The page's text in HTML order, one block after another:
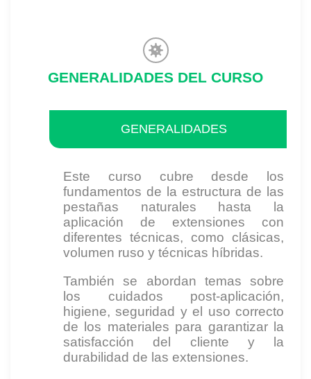
GENERALIDADES DEL CURSO
GENERALIDADES
Este curso cubre desde los
fundamentos de la estructura de las
pestañas naturales hasta la
aplicación de extensiones con
diferentes técnicas, como clásicas,
volumen ruso y técnicas híbridas.
También se abordan temas sobre
los cuidados post-aplicación,
higiene, seguridad y el uso correcto
de los materiales para garantizar la
satisfacción del cliente y la
durabilidad de las extensiones.